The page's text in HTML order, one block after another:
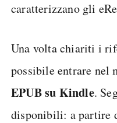
caratterizzano gli
Una volta chiariti i
possibile entrare nel
EPUB su Kindle.
disponibili: a partire